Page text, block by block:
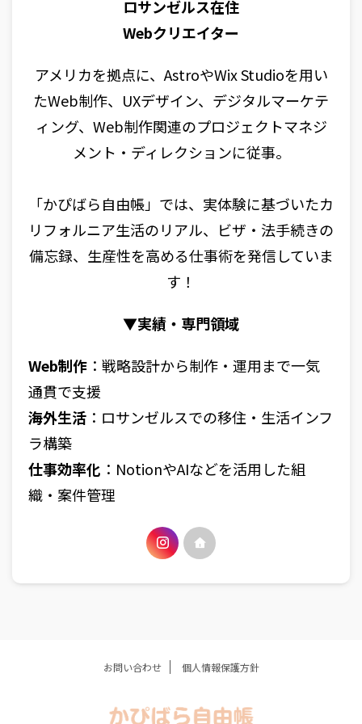
ロサンゼルス在住
Webクリエイター
アメリカを拠点に、AstroやWix Studioを用い
たWeb制作、UXデザイン、デジタルマーケテ
ィング、Web制作関連のプロジェクトマネジ
メント・ディレクションに従事。
「かぴばら自由帳」では、実体験に基づいたカ
リフォルニア生活のリアル、ビザ・法手続きの
備忘録、生産性を高める仕事術を発信していま
す！
▼実績・専門領域
Web制作 ：戦略設計から制作・運用まで一気
通貫で支援
海外生活 ：ロサンゼルスでの移住・生活インフ
ラ構築
仕事効率化 ：NotionやAIなどを活用した組
織・案件管理
お問い合わせ 個人情報保護方針